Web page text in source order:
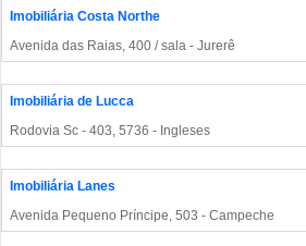
Imobiliária Costa Northe
Avenida das Raias, 400 / sala - Jurerê
Imobiliária de Lucca
Rodovia Sc - 403, 5736 - Ingleses
Imobiliária Lanes
Avenida Pequeno Príncipe, 503 - Campeche